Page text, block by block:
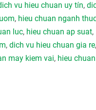
vu hieu chuan uy tín,
, hieu chuan nganh
luc, hieu chuan ap suat,
, dich vu hieu chuan gia re
may kiem vai, hieu chuan